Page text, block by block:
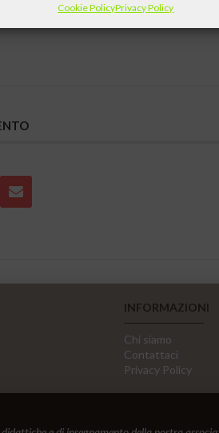
Cookie PolicyPrivacy Policy
INFORMAZIONI
Chi siamo
Contattaci
Privacy Policy